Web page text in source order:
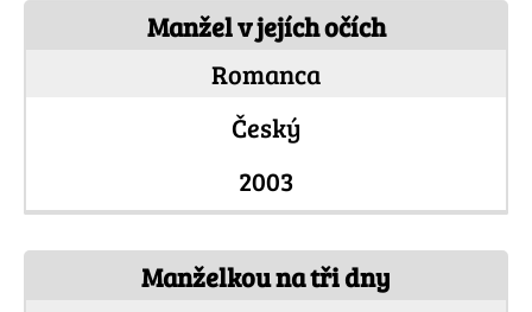
Manžel v jejích očích
Romanca
Český
2003
Manželkou na tři dny